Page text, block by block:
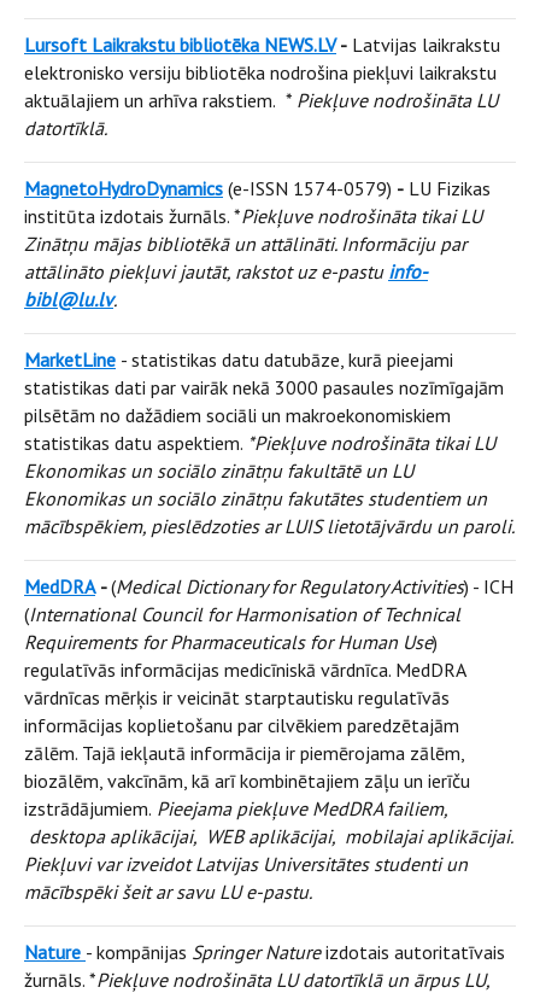
Lursoft Laikrakstu bibliotēka NEWS.LV- Latvijas laikrakstu
elektronisko versiju bibliotēka nodrošina piekļuvi laikrakstu
aktuālajiem un arhīva rakstiem. * Piekļuve nodrošināta LU
datortīklā.
MagnetoHydroDynamics (e-ISSN 1574-0579) - LU Fizikas
institūta izdotais žurnāls. *Piekļuve nodrošināta tikai LU
Zinātņu mājas bibliotēkā un attālināti. Informāciju par
attālināto piekļuvi jautāt, rakstot uz e-pastu info-
bibl@lu.lv.
MarketLine - statistikas datu datubāze, kurā pieejami
statistikas dati par vairāk nekā 3000 pasaules nozīmīgajām
pilsētām no dažādiem sociāli un makroekonomiskiem
statistikas datu aspektiem. *Piekļuve nodrošināta tikai LU
Ekonomikas un sociālo zinātņu fakultātē un LU
Ekonomikas un sociālo zinātņu fakutātes studentiem un
mācībspēkiem, pieslēdzoties ar LUIS lietotājvārdu un paroli.
MedDRA -(Medical Dictionary for Regulatory Activities) - ICH
(International Council for Harmonisation of Technical
Requirements for Pharmaceuticals for Human Use)
regulatīvās informācijas medicīniskā vārdnīca. MedDRA
vārdnīcas mērķis ir veicināt starptautisku regulatīvās
informācijas koplietošanu par cilvēkiem paredzētajām
zālēm. Tajā iekļautā informācija ir piemērojama zālēm,
biozālēm, vakcīnām, kā arī kombinētajiem zāļu un ierīču
izstrādājumiem. Pieejama piekļuve MedDRA failiem,
desktopa aplikācijai, WEB aplikācijai, mobilajai aplikācijai.
Piekļuvi var izveidot Latvijas Universitātes studenti un
mācībspēki šeit ar savu LU e-pastu.
Nature - kompānijas Springer Natureizdotais autoritatīvais
žurnāls. *Piekļuve nodrošināta LU datortīklā un ārpus LU,